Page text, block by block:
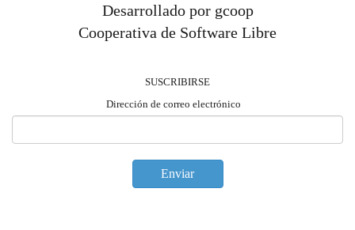
Desarrollado por gcoop
Cooperativa de Software Libre
SUSCRIBIRSE
Dirección de correo electrónico
Enviar